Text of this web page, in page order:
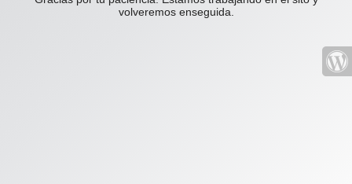
volveremos enseguida.